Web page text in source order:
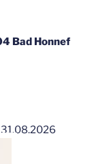
Bad Honnef